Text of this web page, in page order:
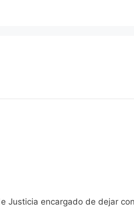
Justicia encargado de dejar